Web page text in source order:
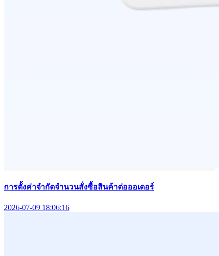
การตั้งค่าจำกัดจำนวนสั่งซื้อสินค้าต่อออเดอร์
2026-07-09 18:06:16